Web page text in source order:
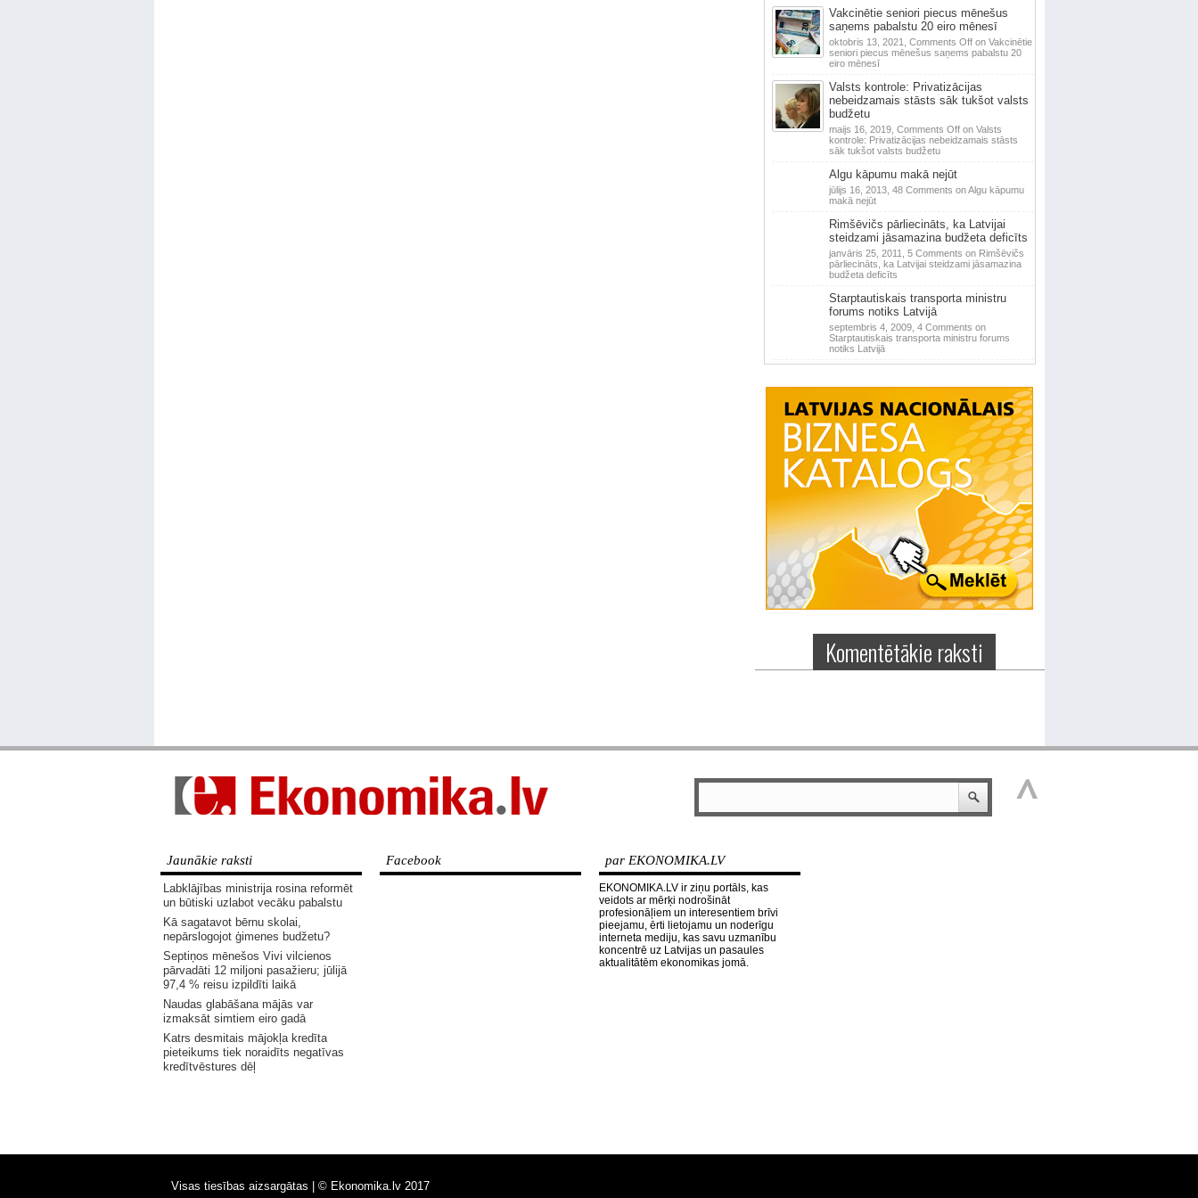
Vakcinētie seniori piecus mēnešus
saņems pabalstu 20 eiro mēnesī
oktobris 13, 2021, Comments Offon Vakcinētie
seniori piecus mēnešus saņems pabalstu 20
eiro mēnesī
Valsts kontrole: Privatizācijas
nebeidzamais stāsts sāk tukšot valsts
budžetu
maijs 16, 2019, Comments Offon Valsts
kontrole: Privatizācijas nebeidzamais stāsts
sāk tukšot valsts budžetu
Algu kāpumu makā nejūt
jūlijs 16, 2013, 48 Comments on Algu kāpumu
makā nejūt
Rimšēvičs pārliecināts, ka Latvijai
steidzami jāsamazina budžeta deficīts
janvāris 25, 2011, 5 Comments on Rimšēvičs
pārliecināts, ka Latvijai steidzami jāsamazina
budžeta deficīts
Starptautiskais transporta ministru
forums notiks Latvijā
septembris 4, 2009, 4 Comments on
Starptautiskais transporta ministru forums
notiks Latvijā
Komentētākie raksti
Jaunākie raksti
Labklājības ministrija rosina reformēt
un būtiski uzlabot vecāku pabalstu
Kā sagatavot bērnu skolai,
nepārslogojot ģimenes budžetu?
Septiņos mēnešos Vivi vilcienos
pārvadāti 12 miljoni pasažieru; jūlijā
97,4 % reisu izpildīti laikā
Naudas glabāšana mājās var
izmaksāt simtiem eiro gadā
Katrs desmitais mājokļa kredīta
pieteikums tiek noraidīts negatīvas
kredītvēstures dēļ
Facebook par EKONOMIKA.LV
EKONOMIKA.LV ir ziņu portāls, kas
veidots ar mērķi nodrošināt
profesionāļiem un interesentiem brīvi
pieejamu, ērti lietojamu un noderīgu
interneta mediju, kas savu uzmanību
koncentrē uz Latvijas un pasaules
aktualitātēm ekonomikas jomā.
Visas tiesības aizsargātas | © Ekonomika.lv 2017